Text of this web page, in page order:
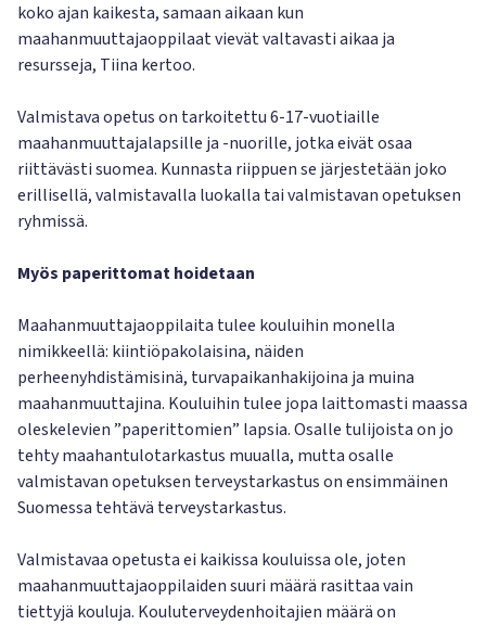
koko ajan kaikesta, samaan aikaan kun
maahanmuuttajaoppilaat vievät valtavasti aikaa ja
resursseja, Tiina kertoo.
Valmistava opetus on tarkoitettu 6-17-vuotiaille
maahanmuuttajalapsille ja -nuorille, jotka eivät osaa
riittävästi suomea. Kunnasta riippuen se järjestetään joko
erillisellä, valmistavalla luokalla tai valmistavan opetuksen
ryhmissä.
Myös paperittomat hoidetaan
Maahanmuuttajaoppilaita tulee kouluihin monella
nimikkeellä: kiintiöpakolaisina, näiden
perheenyhdistämisinä, turvapaikanhakijoina ja muina
maahanmuuttajina. Kouluihin tulee jopa laittomasti maassa
oleskelevien ”paperittomien” lapsia. Osalle tulijoista on jo
tehty maahantulotarkastus muualla, mutta osalle
valmistavan opetuksen terveystarkastus on ensimmäinen
Suomessa tehtävä terveystarkastus.
Valmistavaa opetusta ei kaikissa kouluissa ole, joten
maahanmuuttajaoppilaiden suuri määrä rasittaa vain
tiettyjä kouluja. Kouluterveydenhoitajien määrä on